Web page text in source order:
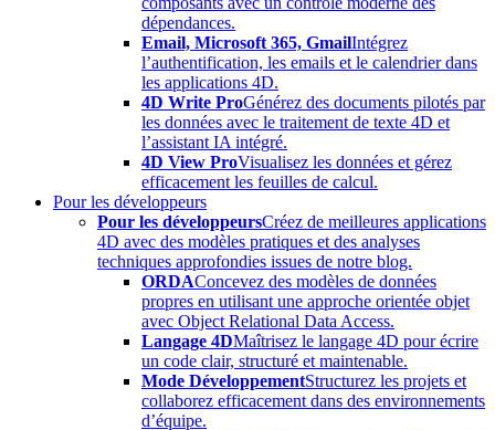
dépendances.
Email, Microsoft 365, GmailIntégrez
l’authentification, les emails et le calendrier dans
les applications 4D.
4D Write ProGénérez des documents pilotés par
les données avec le traitement de texte 4D et
l’assistant IA intégré.
4D View ProVisualisez les données et gérez
efficacement les feuilles de calcul.
Pour les développeurs
Pour les développeursCréez de meilleures applications
4D avec des modèles pratiques et des analyses
techniques approfondies issues de notre blog.
ORDAConcevez des modèles de données
propres en utilisant une approche orientée objet
avec Object Relational Data Access.
Langage 4DMaîtrisez le langage 4D pour écrire
un code clair, structuré et maintenable.
Mode DéveloppementStructurez les projets et
collaborez efficacement dans des environnements
d’équipe.